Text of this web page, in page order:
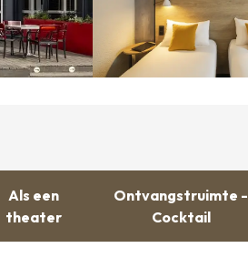
Als een
theater
Ontvangstruimte -
Cocktail